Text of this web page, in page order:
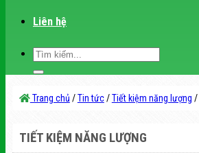
Liên hệ
Trang chủ /Tin tức/Tiết kiệm năng lượng /
TIẾT KIỆM NĂNG LƯỢNG